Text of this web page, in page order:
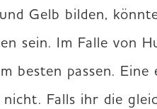
Gelb bilden,
sein. Im Falle von
besten passen. Eine
Falls ihr die